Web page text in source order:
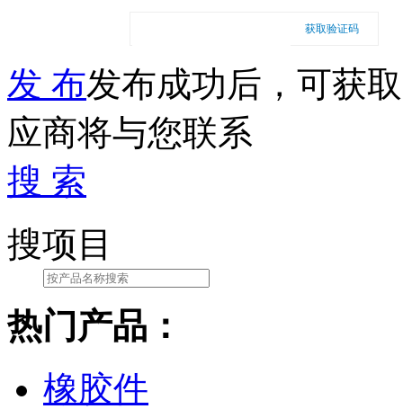
获取验证码
发 布发布成功后，可获
应商将与您联系
搜 索
搜项目
热门产品：
橡胶件